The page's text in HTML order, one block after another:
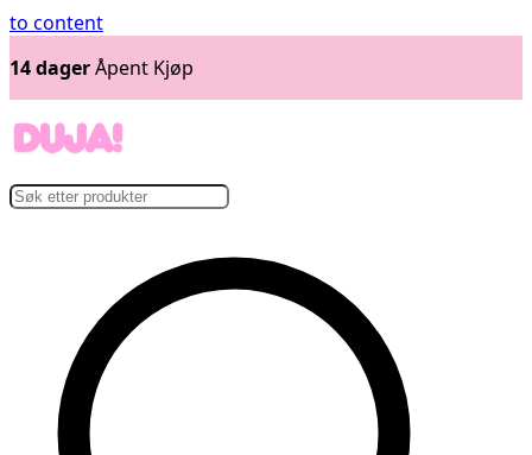
to content
14 dagerÅpent Kjøp